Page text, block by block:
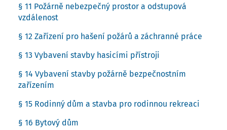
§ 11 Požárně nebezpečný prostor a odstupová
vzdálenost
§ 12 Zařízení pro hašení požárů a záchranné práce
§ 13 Vybavení stavby hasicími přístroji
§ 14 Vybavení stavby požárně bezpečnostním
zařízením
§ 15 Rodinný dům a stavba pro rodinnou rekreaci
§ 16 Bytový dům